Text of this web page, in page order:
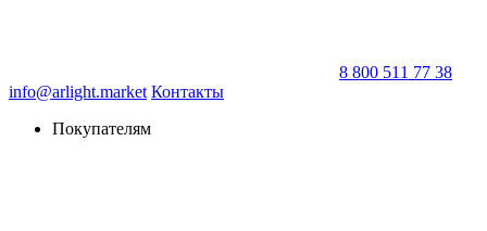
8 800 511 77 38
info@arlight.market Контакты
Покупателям